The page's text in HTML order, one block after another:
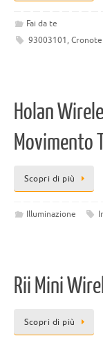
Fai da te
93003101,
Holan
Movimento
Scopri di più
Illuminazione
Rii Mini
Scopri di più